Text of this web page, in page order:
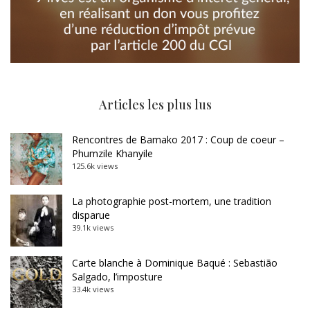
Articles les plus lus
Rencontres de Bamako 2017 : Coup de coeur –
Phumzile Khanyile
125.6k views
La photographie post-mortem, une tradition
disparue
39.1k views
Carte blanche à Dominique Baqué : Sebastião
Salgado, l’imposture
33.4k views